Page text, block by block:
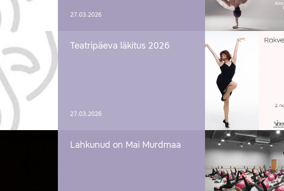
27.03.2026
Teatripäeva läkitus 2026
27.03.2026
Lahkunud on Mai Murdmaa